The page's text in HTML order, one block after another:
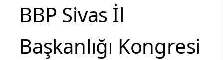
BBP Sivas İl
Başkanlığı Kongresi